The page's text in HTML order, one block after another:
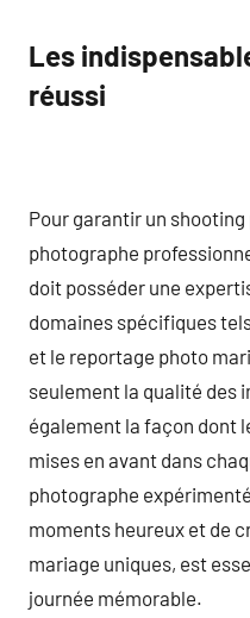
Les
réussi
Pour garantir un shooting
photographe
doit posséder une
domaines spécifiques
et le reportage photo
seulement la qualité des
également la façon dont
mises en avant dans
photographe
moments heureux et de
mariage uniques, est
journée mémorable.